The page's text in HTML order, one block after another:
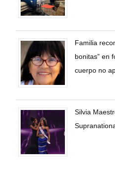
Familia
bonitas” en
cuerpo no
Silvia